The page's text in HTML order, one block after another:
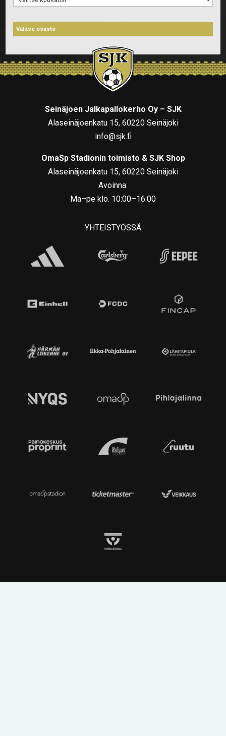
Seinäjoen Jalkapallokerho Oy – SJK
Alaseinäjoenkatu 15, 60220 Seinäjoki
info@sjk.fi
OmaSp Stadionin toimisto & SJK Shop
Alaseinäjoenkatu 15, 60220 Seinäjoki
Avoinna:
Ma–pe klo. 10:00–16:00
YHTEISTYÖSSÄ